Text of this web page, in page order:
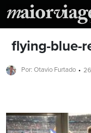
flying-blue-
Por: Otavio Furtado